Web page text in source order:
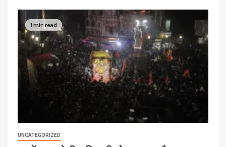
1 min read
UNCATEGORIZED